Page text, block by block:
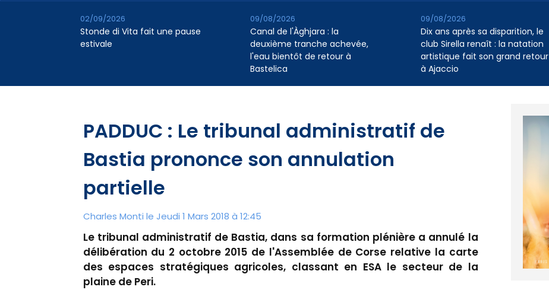
Stonde di Vita fait une pause
estivale
02/09/2026
Canal de l'Àghjara : la
deuxième tranche achevée,
l'eau bientôt de retour à
Bastelica
09/08/2026
Dix ans après sa disparition, le
club Sirella renaît : la natation
artistique fait son grand retour
à Ajaccio
09/08/2026
PADDUC : Le tribunal administratif de
Bastia prononce son annulation
partielle
Charles Monti le Jeudi 1 Mars 2018 à 12:45
Le tribunal administratif de Bastia, dans sa formation plénière a annulé la
délibération du 2 octobre 2015 de l'Assemblée de Corse relative la carte
des espaces stratégiques agricoles, classant en ESA le secteur de la
plaine de Peri.